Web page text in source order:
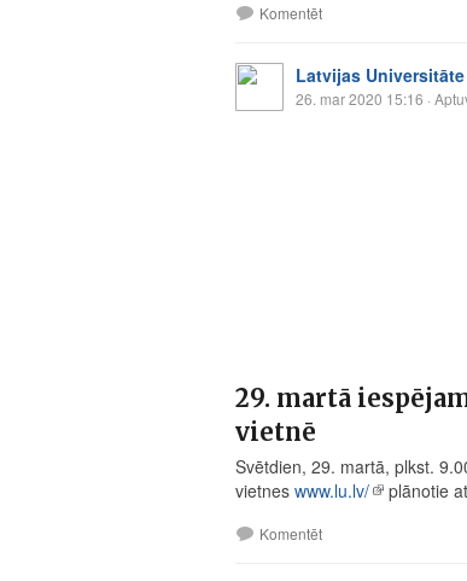
Komentēt
Latvijas Universitāte
26. mar 2020 15:16 ·
29. martā
vietnē
Svētdien, 29. martā, plkst.
vietnes www.lu.lv/ plānotie
Komentēt